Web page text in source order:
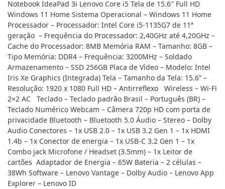
Notebook IdeaPad 3i Lenovo Core i5 Tela de 15.6″ Full HD
Windows 11 Home Sistema Operacional – Windows 11 Home
Processador – Processador: Intel Core i5-1135G7 de 11ª
geração – Frequência do Processador: 2,40GHz até 4,20GHz –
Cache do Processador: 8MB Memória RAM – Tamanho: 8GB –
Tipo Memória: DDR4 – Frequência: 3200MHz – Soldado
Armazenamento – SSD 256GB Placa de Vídeo – Modelo: Intel
Iris Xe Graphics (Integrada) Tela – Tamanho da Tela: 15.6” –
Resolução: 1920 x 1080 Full HD – Antirreflexo Wireless – Wi-Fi
2×2 AC Teclado – Teclado padrão Brasil – Português (BR) –
Teclado Numérico Webcam – Câmera 720p HD com porta de
privacidade Bluetooth – Bluetooth 5.0 Áudio – Stereo – Dolby
Audio Conectores – 1x USB 2.0 – 1x USB 3.2 Gen 1 – 1x HDMI
1.4b – 1x Conector de energia – 1x USB-C 3.2 Gen 1 – 1x
Combo jack Microfone / Headset (3.5mm) – 1x Leitor de
cartões Adaptador de Energia – 65W Bateria – 2 células –
38Wh Software – Lenovo Vantage – Dolby Audio – Lenovo App
Explorer – Lenovo ID